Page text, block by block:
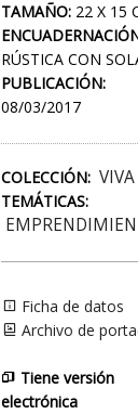
TAMAÑO: 22 X 15
RÚSTICA CON
PUBLICACIÓN:
08/03/2017
COLECCIÓN: VIVA
TEMÁTICAS:
Ficha de datos
Archivo de
Tiene versión
electrónica